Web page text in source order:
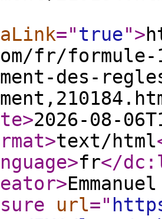
="true">
fr/
des-
>2026-08-
>text/html
>fr</
>
url="